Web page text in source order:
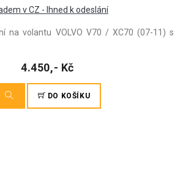
v CZ - Ihned k odeslání
na volantu VOLVO V70 / XC70 (07-11) s
4.450,- Kč
DO KOŠÍKU